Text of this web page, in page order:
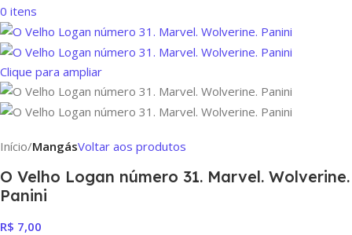
0 itens
Clique para ampliar
Início MangásVoltar aos produtos
O Velho Logan número 31. Marvel. Wolverine.
Panini
R$ 7,00